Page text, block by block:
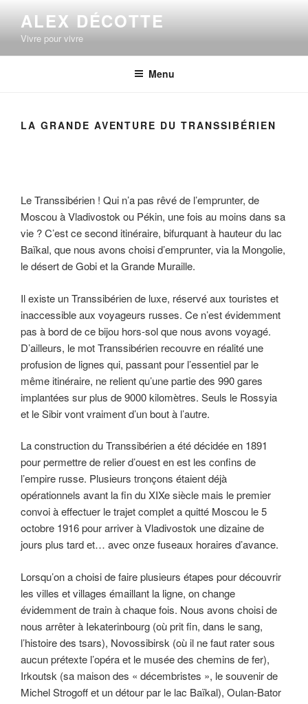
contenu
principal
ALEX DÉCOTTE
Vivre pour vivre
Menu
LA GRANDE AVENTURE DU TRANSSIBÉRIEN
Le Transsibérien ! Qui n’a pas rêvé de l’emprunter, de
Moscou à Vladivostok ou Pékin, une fois au moins dans sa
vie ? C’est ce second itinéraire, bifurquant à hauteur du lac
Baïkal, que nous avons choisi d’emprunter, via la Mongolie,
le désert de Gobi et la Grande Muraille.
Il existe un Transsibérien de luxe, réservé aux touristes et
inaccessible aux voyageurs russes. Ce n’est évidemment
pas à bord de ce bijou hors-sol que nous avons voyagé.
D’ailleurs, le mot Transsibérien recouvre en réalité une
profusion de lignes qui, passant pour l’essentiel par le
même itinéraire, ne relient qu’une partie des 990 gares
implantées sur plus de 9000 kilomètres. Seuls le Rossyia
et le Sibir vont vraiment d’un bout à l’autre.
La construction du Transsibérien a été décidée en 1891
pour permettre de relier d’ouest en est les confins de
l’empire russe. Plusieurs tronçons étaient déjà
opérationnels avant la fin du XIXe siècle mais le premier
convoi à effectuer le trajet complet a quitté Moscou le 5
octobre 1916 pour arriver à Vladivostok une dizaine de
jours plus tard et… avec onze fuseaux horaires d’avance.
Lorsqu’on a choisi de faire plusieurs étapes pour découvrir
les villes et villages émaillant la ligne, on change
évidemment de train à chaque fois. Nous avons choisi de
nous arrêter à Iekaterinbourg (où prit fin, dans le sang,
l’histoire des tsars), Novossibirsk (où il ne faut rater sous
aucun prétexte l’opéra et le musée des chemins de fer),
Irkoutsk (sa maison des « décembristes », le souvenir de
Michel Strogoff et un détour par le lac Baïkal), Oulan-Bator